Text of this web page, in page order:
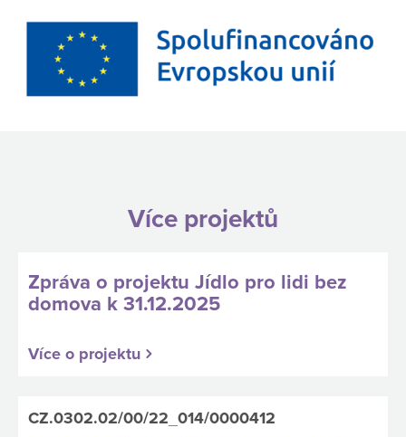
Více projektů
Zpráva o projektu Jídlo pro lidi bez
domova k 31.12.2025
Více o projektu
CZ.0302.02/00/22_014/0000412